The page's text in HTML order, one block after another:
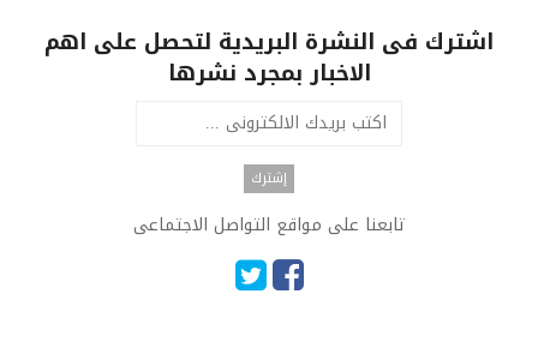
اشترك فى النشرة البريدية لتحصل على اهم
الاخبار بمجرد نشرها
تابعنا على مواقع التواصل الاجتماعى